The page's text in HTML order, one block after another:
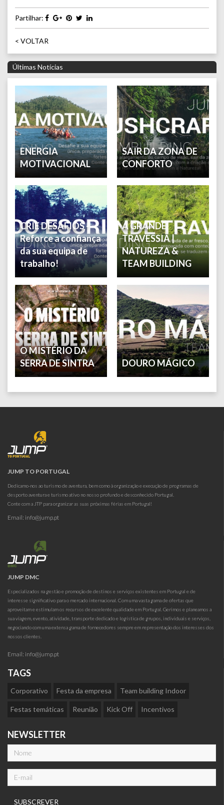
Partilhar:
< VOLTAR
Últimas Notícias
ENERGIA
MOTIVACIONAL
SAIR DA ZONA DE
CONFORTO
CRIE DESAFIOS -
Reforce a confiança
da sua equipa de
trabalho!
A GRANDE
TRAVESSIA |
NATUREZA &
TEAM BUILDING
O MISTÉRIO DA
SERRA DE SINTRA
DOURO MÁGICO
JUMP TO PORTUGAL
Dedicamo-nos ao turismo de aventura, bem como à organização e execução de programas de
desporto aventura e turismo ativo no nosso profundo e desconhecido Portugal.
Conte com a JTP para organizar as suas próximas férias em Portugal!
Email: info@jump.pt
JUMP DMC
Especializados na gestão e promoção de destinos e serviços existentes em Portugal e de
interesse significativo para o mercado internacional. Com uma vasta gama de ofertas que
aproveitam e estimulam os recursos de excelente qualidade em Portugal. Gerimos e planeamos a
sua viagem, evento, atividade, transporte dedicado e logística de grupos, individuais e serviços,
negociando com uma extensa gama de fornecedores sempre em representação dos interesses dos
nossos clientes.
Email: info@jump.pt
TAGS
Corporativo Festa da empresa Team building Indoor
Festas temáticas Reunião Kick Off Incentivos
NEWSLETTER